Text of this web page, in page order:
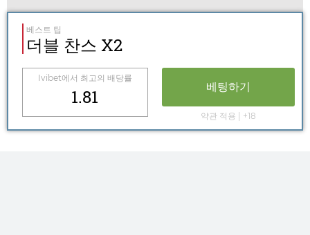
베스트 팁
더블 찬스 X2
Ivibet에서 최고의 배당률
1.81 베팅하기
약관 적용 | +18